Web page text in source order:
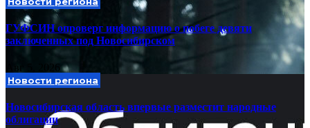
ГУФСИН опроверг информацию о побеге девяти
заключенных под Новосибирском
Новости региона
Новосибирская область впервые разместит народные
облигации